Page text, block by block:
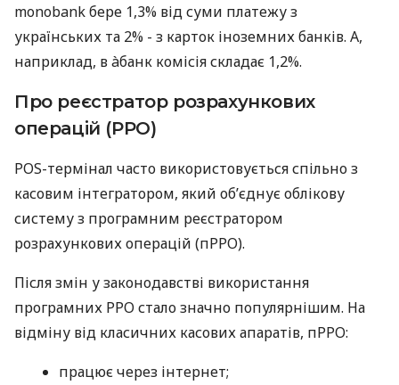
monobank бере 1,3% від суми платежу з
українських та 2% - з карток іноземних банків. А,
наприклад, в àбанк комісія складає 1,2%.
Про реєстратор розрахункових
операцій (РРО)
POS-термінал часто використовується спільно з
касовим інтегратором, який об’єднує облікову
систему з програмним реєстратором
розрахункових операцій (пРРО).
Після змін у законодавстві використання
програмних РРО стало значно популярнішим. На
відміну від класичних касових апаратів, пРРО:
працює через інтернет;